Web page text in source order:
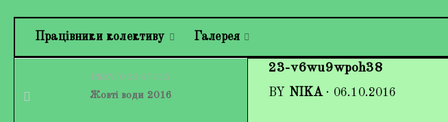
Працівники колективу Галерея
23-v6wu9wpoh38
BY NIKA · 06.10.2016
PREVIOUS STORY
Жовті води 2016